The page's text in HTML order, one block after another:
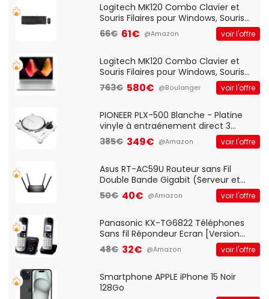
Logitech MK120 Combo Clavier et
Souris Filaires pour Windows, Souris
Optique Filaire, Connexion USB Plug
And Play, Confortable, Taille
QWERTY UK - Noir
66€ 61€ @Amazon voir l'offre
Logitech MK120 Combo Clavier et
Souris Filaires pour Windows, Souris
Optique Filaire, Connexion USB Plug
And Play, Confortable, Taille
QWERTY UK - Noir
763€ 580€ @Boulanger voir l'offre
PIONEER PLX-500 Blanche - Platine
vinyle à entraénement direct 3
vitesses (33-45-78 trs/min) avec
pre-ampli intégré et port USB
385€ 349€ @Amazon voir l'offre
Asus RT-AC59U Routeur sans Fil
Double Bande Gigabit (Serveur et
Client VPN, Triple Vlan, Mode Point
d'accès et Bridge, contrôle Parental,
50€ 40€ @Amazon voir l'offre
Panasonic KX-TG6822 Téléphones
Sans fil Répondeur Ecran [Version
Française]
48€ 32€ @Amazon voir l'offre
Smartphone APPLE iPhone 15 Noir
128Go